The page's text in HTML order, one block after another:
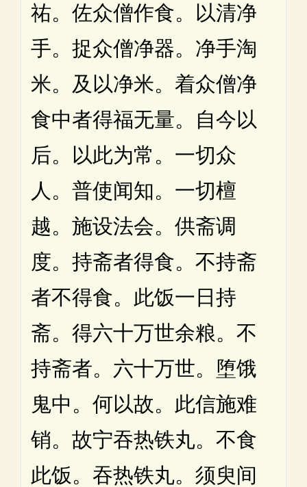
祐。佐众僧作食。以清净
手。捉众僧净器。净手淘
米。及以净米。着众僧净
食中者得福无量。自今以
后。以此为常。一切众
人。普使闻知。一切檀
越。施设法会。供斋调
度。持斋者得食。不持斋
者不得食。此饭一日持
斋。得六十万世余粮。不
持斋者。六十万世。堕饿
鬼中。何以故。此信施难
销。故宁吞热铁丸。不食
此饭。吞热铁丸。须臾间